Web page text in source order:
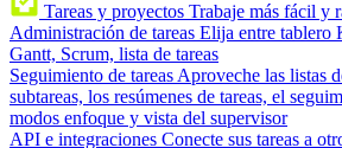
Tareas y proyectos Trabaje más fácil y
Administración de tareas Elija entre tablero
Gantt, Scrum, lista de tareas
Seguimiento de tareas Aproveche las listas
subtareas, los resúmenes de tareas, el
modos enfoque y vista del supervisor
API e integraciones Conecte sus tareas a